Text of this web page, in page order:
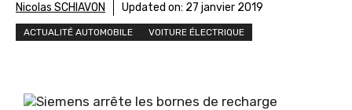
Nicolas SCHIAVON Updated on: 27 janvier 2019
ACTUALITÉ AUTOMOBILE VOITURE ÉLECTRIQUE
Siemens arrête les bornes de recharge